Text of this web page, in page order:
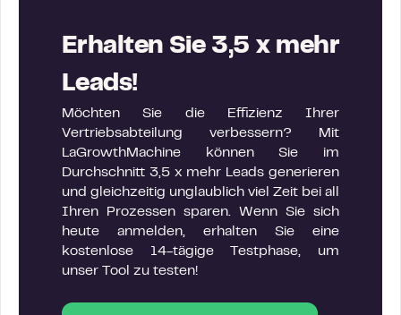
Erhalten Sie 3,5 x mehr
Leads!
Möchten Sie die Effizienz Ihrer
Vertriebsabteilung verbessern? Mit
LaGrowthMachine können Sie im
Durchschnitt 3,5 x mehr Leads generieren
und gleichzeitig unglaublich viel Zeit bei all
Ihren Prozessen sparen. Wenn Sie sich
heute anmelden, erhalten Sie eine
kostenlose 14-tägige Testphase, um
unser Tool zu testen!